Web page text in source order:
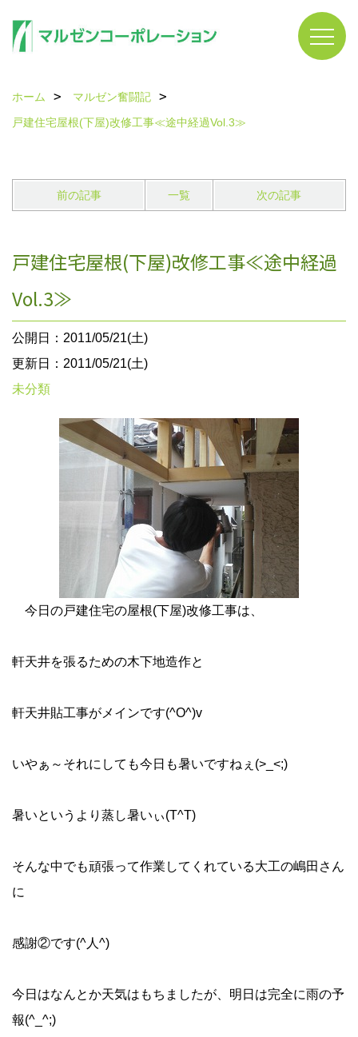
ホーム
マルゼン奮闘記
戸建住宅屋根(下屋)改修工事≪途中経過Vol.3≫
前の記事 一覧 次の記事
戸建住宅屋根(下屋)改修工事≪途中経過
Vol.3≫
公開日：2011/05/21(土)
更新日：2011/05/21(土)
未分類
今日の戸建住宅の屋根(下屋)改修工事は、
軒天井を張るための木下地造作と
軒天井貼工事がメインです(^O^)v
いやぁ～それにしても今日も暑いですねぇ(>_<;)
暑いというより蒸し暑いぃ(T^T)ゝ
そんな中でも頑張って作業してくれている大工の嶋田さん
に
感謝②です(^人^)
今日はなんとか天気はもちましたが、明日は完全に雨の予
報(^_^;)